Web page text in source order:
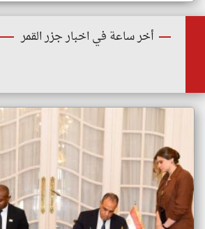
أخر ساعة في اخبار جزر القمر